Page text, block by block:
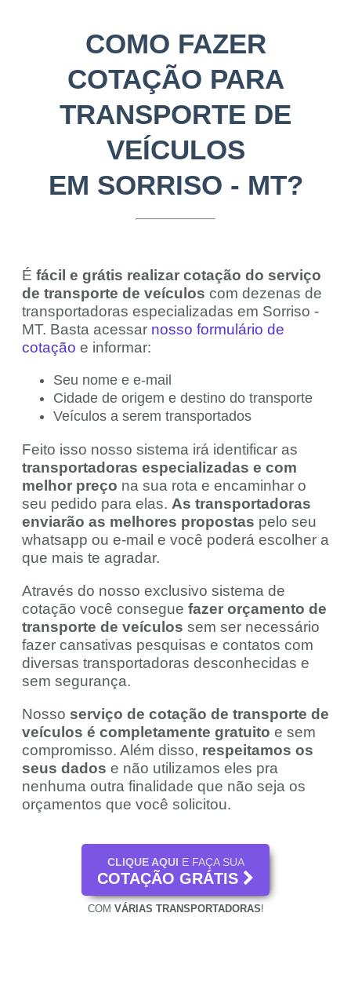
COMO FAZER
COTAÇÃO PARA
TRANSPORTE DE
VEÍCULOS
EM SORRISO - MT?
É fácil e grátis realizar cotação do serviço
de transporte de veículos com dezenas de
transportadoras especializadas em Sorriso -
MT. Basta acessar nosso formulário de
cotação e informar:
Seu nome e e-mail
Cidade de origem e destino do transporte
Veículos a serem transportados
Feito isso nosso sistema irá identificar as
transportadoras especializadas e com
melhor preço na sua rota e encaminhar o
seu pedido para elas. As transportadoras
enviarão as melhores propostas pelo seu
whatsapp ou e-mail e você poderá escolher a
que mais te agradar.
Através do nosso exclusivo sistema de
cotação você consegue fazer orçamento de
transporte de veículos sem ser necessário
fazer cansativas pesquisas e contatos com
diversas transportadoras desconhecidas e
sem segurança.
Nosso serviço de cotação de transporte de
veículos é completamente gratuito e sem
compromisso. Além disso, respeitamos os
seus dados e não utilizamos eles pra
nenhuma outra finalidade que não seja os
orçamentos que você solicitou.
CLIQUE AQUI E FAÇA SUA
COTAÇÃO GRÁTIS
COM VÁRIAS TRANSPORTADORAS!